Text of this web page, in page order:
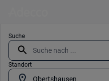
Suche
Standort